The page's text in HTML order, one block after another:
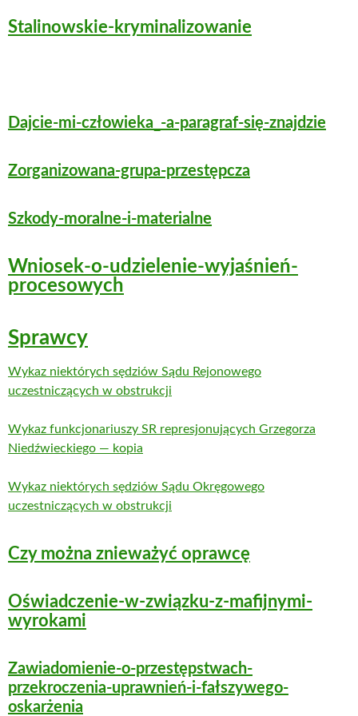
Stalinowskie-kryminalizowanie
Dajcie-mi-człowieka_-a-paragraf-się-znajdzie
Zorganizowana-grupa-przestępcza
Szkody-moralne-i-materialne
Wniosek-o-udzielenie-wyjaśnień-
procesowych
Sprawcy
Wykaz niektórych sędziów Sądu Rejonowego
uczestniczących w obstrukcji
Wykaz funkcjonariuszy SR represjonujących Grzegorza
Niedźwieckiego — kopia
Wykaz niektórych sędziów Sądu Okręgowego
uczestniczących w obstrukcji
Czy można znieważyć oprawcę
Oświadczenie-w-związku-z-mafijnymi-
wyrokami
Zawiadomienie-o-przestępstwach-
przekroczenia-uprawnień-i-fałszywego-
oskarżenia